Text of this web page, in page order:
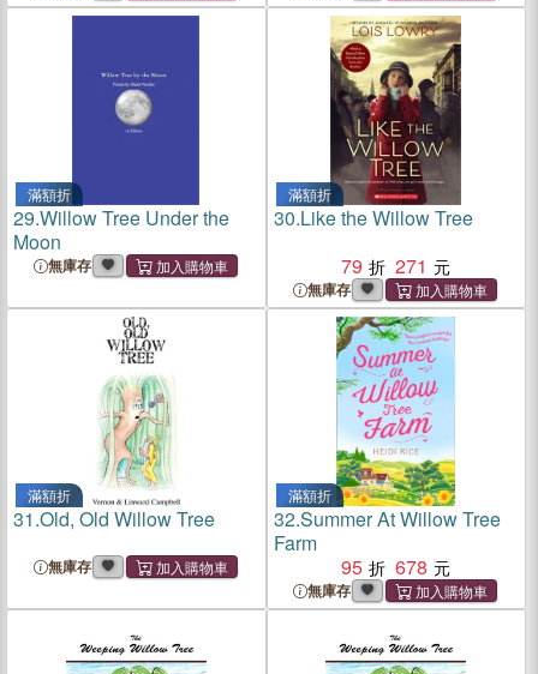
滿額折
29.Willow Tree Under the
Moon
無庫存
滿額折
30.Like the Willow Tree
79
271
無庫存
滿額折
31.Old, Old Willow Tree
無庫存
滿額折
32.Summer At Willow Tree
Farm
95
678
無庫存